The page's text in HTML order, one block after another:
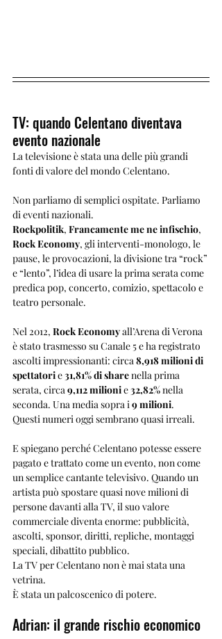
TV: quando Celentano diventava
evento nazionale
La televisione è stata una delle più grandi
fonti di valore del mondo Celentano.
Non parliamo di semplici ospitate. Parliamo
di eventi nazionali.
Rockpolitik, Francamente me ne infischio,
Rock Economy, gli interventi-monologo, le
pause, le provocazioni, la divisione tra “rock”
e “lento”, l’idea di usare la prima serata come
predica pop, concerto, comizio, spettacolo e
teatro personale.
Nel 2012, Rock Economy all’Arena di Verona
è stato trasmesso su Canale 5 e ha registrato
ascolti impressionanti: circa 8,918 milioni di
spettatori e 31,81% di share nella prima
serata, circa 9,112 milioni e 32,82% nella
seconda. Una media sopra i 9 milioni.
Questi numeri oggi sembrano quasi irreali.
E spiegano perché Celentano potesse essere
pagato e trattato come un evento, non come
un semplice cantante televisivo. Quando un
artista può spostare quasi nove milioni di
persone davanti alla TV, il suo valore
commerciale diventa enorme: pubblicità,
ascolti, sponsor, diritti, repliche, montaggi
speciali, dibattito pubblico.
La TV per Celentano non è mai stata una
vetrina.
È stata un palcoscenico di potere.
Adrian: il grande rischio economico